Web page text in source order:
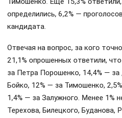
определились, 6,2% —
кандидата.
Отвечая на вопрос, за кого
21,1% опрошенных ответили,
за Петра Порошенко, 14,4% —
Бойко, 12% — за Тимошенко,
1,4% — за Залужного. Менее 1%
Терехова, Билецкого, Буданова,